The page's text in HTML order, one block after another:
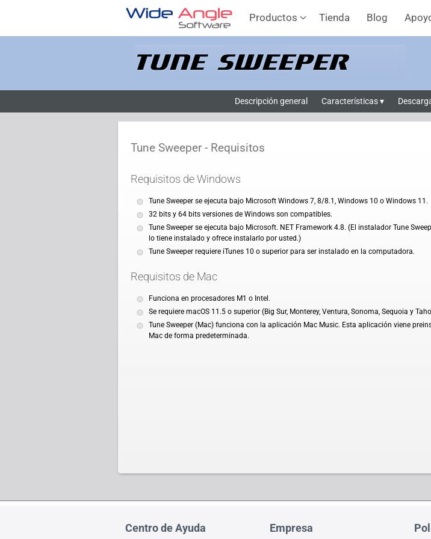
Productos Tienda Blog
Descripción general Características ▾
Tune Sweeper - Requisitos
Requisitos de Windows
Tune Sweeper se ejecuta bajo Microsoft Windows 7, 8/8.1, Windows 10 o Windows 11.
32 bits y 64 bits versiones de Windows son compatibles.
Tune Sweeper se ejecuta bajo Microsoft. NET Framework 4.8. (El instalador Tune
lo tiene instalado y ofrece instalarlo por usted.)
Tune Sweeper requiere iTunes 10 o superior para ser instalado en la computadora.
Requisitos de Mac
Funciona en procesadores M1 o Intel.
Se requiere macOS 11.5 o superior (Big Sur, Monterey, Ventura, Sonoma, Sequoia y
Tune Sweeper (Mac) funciona con la aplicación Mac Music. Esta aplicación viene
Mac de forma predeterminada.
Centro de Ayuda Empresa